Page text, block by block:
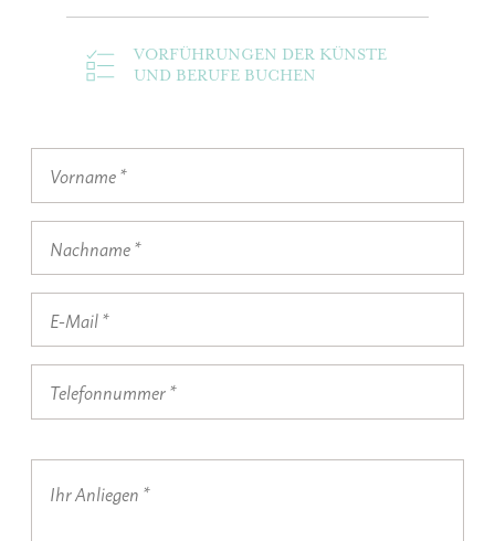
VORFÜHRUNGEN DER KÜNSTE
UND BERUFE BUCHEN